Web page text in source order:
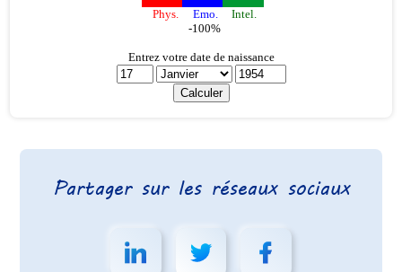
Partager sur les réseaux sociaux